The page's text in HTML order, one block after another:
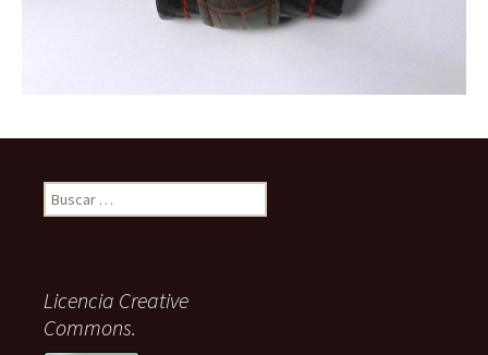
Buscar:
Licencia Creative
Commons.